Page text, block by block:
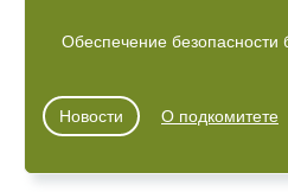
Обеспечение безопасности
Новости О подкомитете